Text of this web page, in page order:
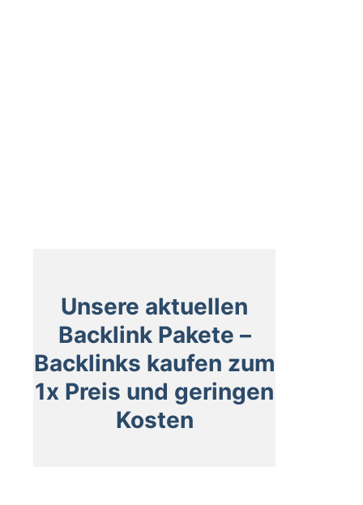
Unsere aktuellen
Backlink Pakete –
Backlinks kaufen zum
1x Preis und geringen
Kosten